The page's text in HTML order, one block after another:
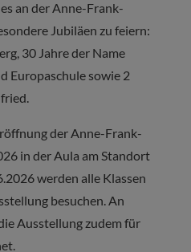
an der Anne-Frank-
Jubiläen zu feiern:
30 Jahre der Name
Europaschule sowie 2
der Anne-Frank-
in der Aula am Standort
werden alle Klassen
besuchen. An
Ausstellung zudem für